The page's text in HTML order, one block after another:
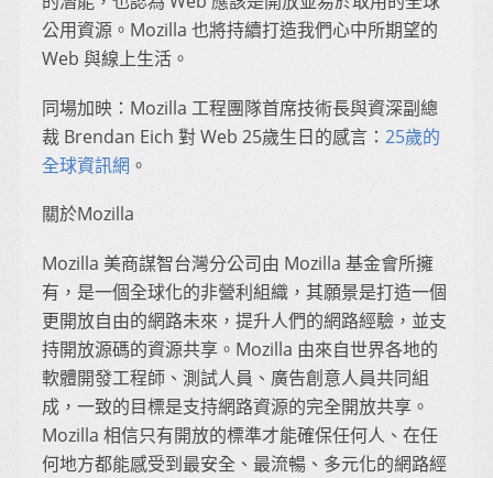
公用資源。Mozilla 也將持續打造我們心中所期望的
Web 與線上生活。
同場加映：Mozilla 工程團隊首席技術長與資深副總
裁 Brendan Eich 對 Web 25歲生日的感言： 25歲的
全球資訊網 。
關於Mozilla
Mozilla 美商謀智台灣分公司由 Mozilla 基金會所擁
有，是一個全球化的非營利組織，其願景是打造一個
更開放自由的網路未來，提升人們的網路經驗，並支
持開放源碼的資源共享。Mozilla 由來自世界各地的
軟體開發工程師、測試人員、廣告創意人員共同組
成，一致的目標是支持網路資源的完全開放共享。
Mozilla 相信只有開放的標準才能確保任何人、在任
何地方都能感受到最安全、最流暢、多元化的網路經